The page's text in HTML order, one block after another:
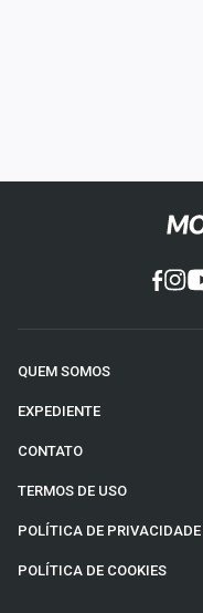
QUEM SOMOS
EXPEDIENTE
CONTATO
TERMOS DE USO
POLÍTICA DE PRIVACIDADE
POLÍTICA DE COOKIES